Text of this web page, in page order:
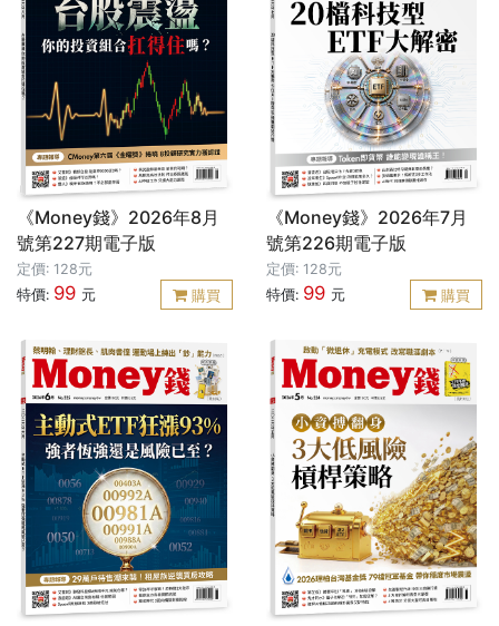
《Money錢》2026年8月
號第227期電子版
定價: 128元
特價: 99 元 購買
《Money錢》2026年7月
號第226期電子版
定價: 128元
特價: 99 元 購買